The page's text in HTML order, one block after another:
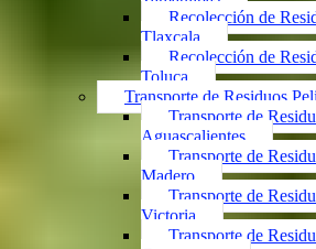
Recolección de
Tlaxcala
Recolección de
Toluca
Transporte de Residuos
Transporte de
Aguascalientes
Transporte de
Madero
Transporte de
Victoria
Transporte de